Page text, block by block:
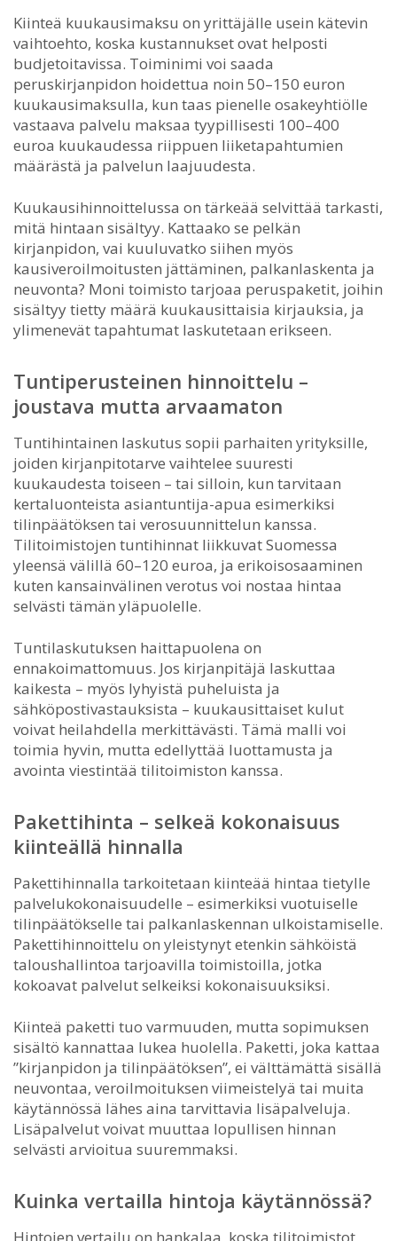
Kiinteä kuukausimaksu on yrittäjälle usein kätevin
vaihtoehto, koska kustannukset ovat helposti
budjetoitavissa. Toiminimi voi saada
peruskirjanpidon hoidettua noin 50–150 euron
kuukausimaksulla, kun taas pienelle osakeyhtiölle
vastaava palvelu maksaa tyypillisesti 100–400
euroa kuukaudessa riippuen liiketapahtumien
määrästä ja palvelun laajuudesta.
Kuukausihinnoittelussa on tärkeää selvittää tarkasti,
mitä hintaan sisältyy. Kattaako se pelkän
kirjanpidon, vai kuuluvatko siihen myös
kausiveroilmoitusten jättäminen, palkanlaskenta ja
neuvonta? Moni toimisto tarjoaa peruspaketit, joihin
sisältyy tietty määrä kuukausittaisia kirjauksia, ja
ylimenevät tapahtumat laskutetaan erikseen.
Tuntiperusteinen hinnoittelu –
joustava mutta arvaamaton
Tuntihintainen laskutus sopii parhaiten yrityksille,
joiden kirjanpitotarve vaihtelee suuresti
kuukaudesta toiseen – tai silloin, kun tarvitaan
kertaluonteista asiantuntija-apua esimerkiksi
tilinpäätöksen tai verosuunnittelun kanssa.
Tilitoimistojen tuntihinnat liikkuvat Suomessa
yleensä välillä 60–120 euroa, ja erikoisosaaminen
kuten kansainvälinen verotus voi nostaa hintaa
selvästi tämän yläpuolelle.
Tuntilaskutuksen haittapuolena on
ennakoimattomuus. Jos kirjanpitäjä laskuttaa
kaikesta – myös lyhyistä puheluista ja
sähköpostivastauksista – kuukausittaiset kulut
voivat heilahdella merkittävästi. Tämä malli voi
toimia hyvin, mutta edellyttää luottamusta ja
avointa viestintää tilitoimiston kanssa.
Pakettihinta – selkeä kokonaisuus
kiinteällä hinnalla
Pakettihinnalla tarkoitetaan kiinteää hintaa tietylle
palvelukokonaisuudelle – esimerkiksi vuotuiselle
tilinpäätökselle tai palkanlaskennan ulkoistamiselle.
Pakettihinnoittelu on yleistynyt etenkin sähköistä
taloushallintoa tarjoavilla toimistoilla, jotka
kokoavat palvelut selkeiksi kokonaisuuksiksi.
Kiinteä paketti tuo varmuuden, mutta sopimuksen
sisältö kannattaa lukea huolella. Paketti, joka kattaa
”kirjanpidon ja tilinpäätöksen”, ei välttämättä sisällä
neuvontaa, veroilmoituksen viimeistelyä tai muita
käytännössä lähes aina tarvittavia lisäpalveluja.
Lisäpalvelut voivat muuttaa lopullisen hinnan
selvästi arvioitua suuremmaksi.
Kuinka vertailla hintoja käytännössä?
Hintojen vertailu on hankalaa, koska tilitoimistot